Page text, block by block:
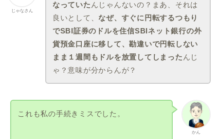
じゃなさん
なっていた んじゃんないの？まあ、それは
良いとして、なぜ、すぐに円転するつもり
でSBI証券のドルを住信SBIネット銀行の外
貨預金口座に移して、勘違いで円転しない
まま１週間もドルを放置してしまった んじ
ゃ？意味が分からんが？
かん
これも私の手続きミスでした。